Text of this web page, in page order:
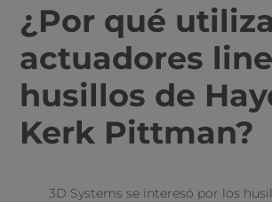
¿Por qué
actuadores
husillos de
Kerk Pittman?
3D Systems se interesó por los